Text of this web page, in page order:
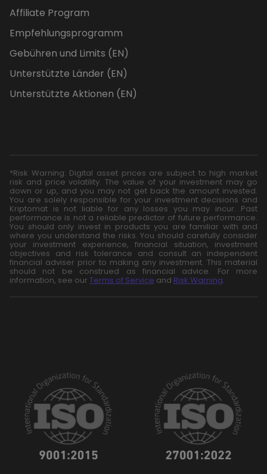
Affiliate Program
Empfehlungsprogramm
Gebühren und Limits (EN)
Unterstützte Länder (EN)
Unterstützte Aktionen (EN)
*Risk Warning: Digital asset prices are subject to high market
risk and price volatility. The value of your investment may go
down or up, and you may not get back the amount invested.
You are solely responsible for your investment decisions and
Kriptomat is not liable for any losses you may incur. Past
performance is not a reliable predictor of future performance.
You should only invest in products you are familiar with and
where you understand the risks. You should carefully consider
your investment experience, financial situation, investment
objectives and risk tolerance and consult an independent
financial adviser prior to making any investment. This material
should not be construed as financial advice. For more
information, see our Terms of Service and Risk Warning.